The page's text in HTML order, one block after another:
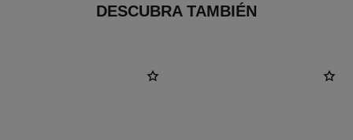
DESCUBRA TAMBIÉN